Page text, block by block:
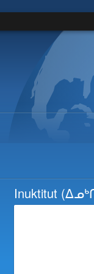
Inuktitut